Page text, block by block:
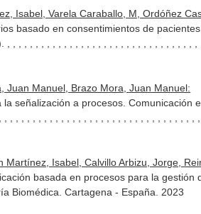
Isabel, Varela Caraballo, M, Ordóñez
basado en consentimientos de
, , , , , , , , , , , , , , , , , , , , , , , , , , , , , , , ,
Juan Manuel, Brazo Mora, Juan Manuel:
señalización a procesos.
, , , , , , , , , , , , , , , , , , , , , , , , , , , , , , , ,
Isabel, Calvillo Arbizu, Jorge,
basada en procesos para la
Biomédica. Cartagena - España. 2023